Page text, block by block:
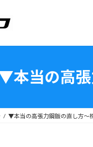
本当の高張
▼本当の高張力鋼鈑の直し方～